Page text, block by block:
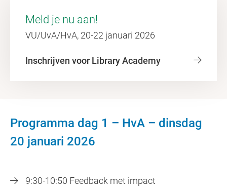
Meld je nu aan!
VU/UvA/HvA, 20-22 januari 2026
Inschrijven voor Library Academy
Programma dag 1 – HvA – dinsdag
20 januari 2026
9:30-10:50 Feedback met impact